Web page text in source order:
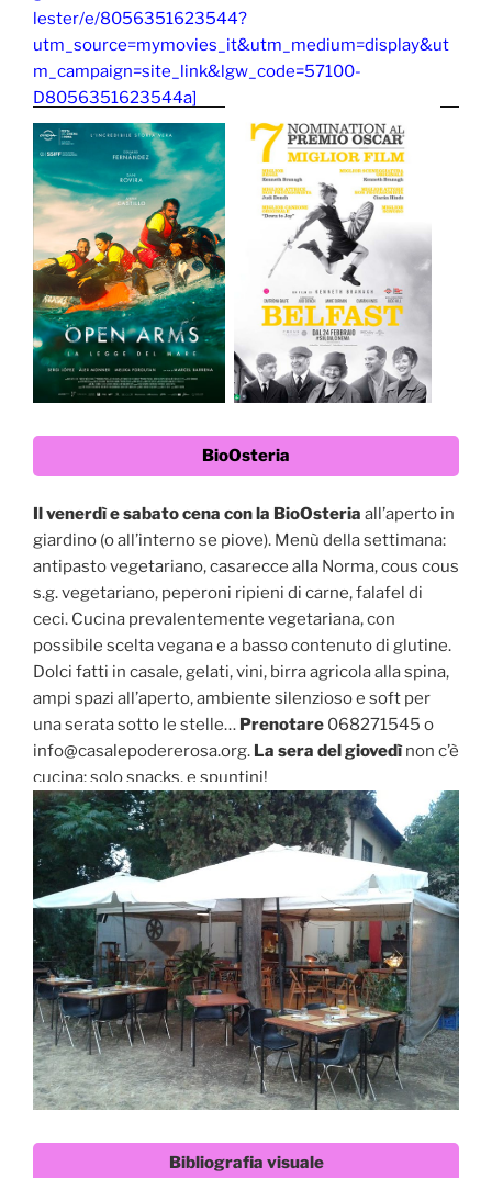
BioOsteria
Il venerdì e sabato cena con la BioOsteria all’aperto in
giardino (o all’interno se piove). Menù della settimana:
antipasto vegetariano, casarecce alla Norma, cous cous
s.g. vegetariano, peperoni ripieni di carne, falafel di
ceci. Cucina prevalentemente vegetariana, con
possibile scelta vegana e a basso contenuto di glutine.
Dolci fatti in casale, gelati, vini, birra agricola alla spina,
ampi spazi all’aperto, ambiente silenzioso e soft per
una serata sotto le stelle… Prenotare 068271545 o
info@casalepodererosa.org. La sera del giovedìnon c’è
cucina: solo snacks, e spuntini!
Bibliografia visuale